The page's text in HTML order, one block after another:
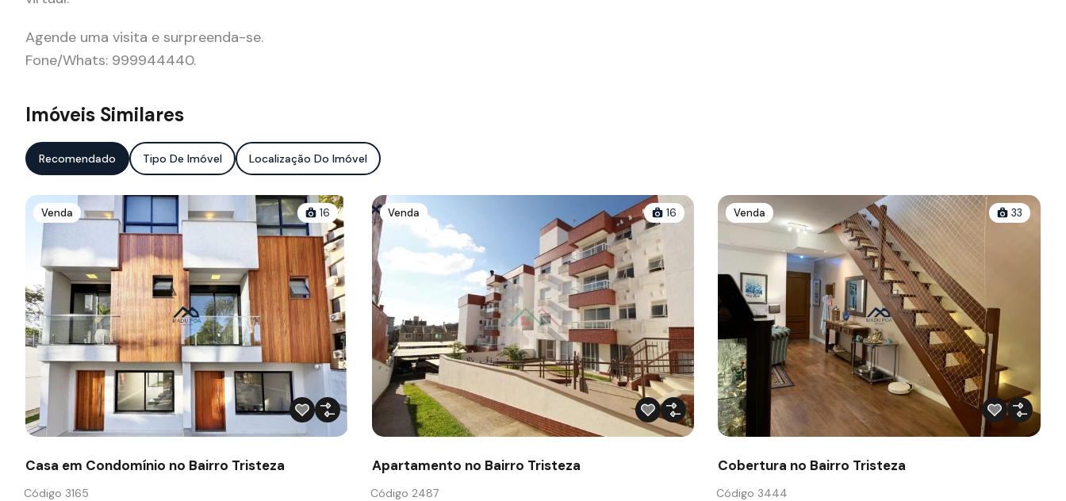
Agende uma visita e surpreenda-se.
Fone/Whats: 999944440.
Imóveis Similares
Recomendado Tipo De Imóvel Localização Do Imóvel
Venda 16
Casa em Condomínio no Bairro Tristeza
Código 3165
Venda 16
Apartamento no Bairro Tristeza
Código 2487
Venda 33
Cobertura no Bairro Tristeza
Código 3444